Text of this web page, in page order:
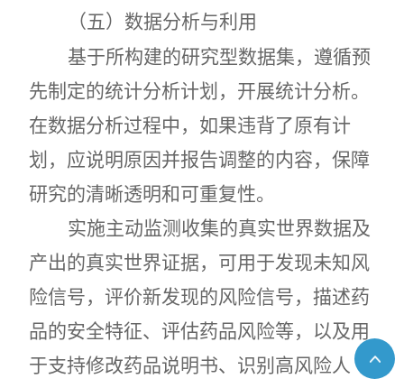
（五）数据分析与利用
基于所构建的研究型数据集，遵循预
先制定的统计分析计划，开展统计分析。
在数据分析过程中，如果违背了原有计
划，应说明原因并报告调整的内容，保障
研究的清晰透明和可重复性。
实施主动监测收集的真实世界数据及
产出的真实世界证据，可用于发现未知风
险信号，评价新发现的风险信号，描述药
品的安全特征、评估药品风险等，以及用
于支持修改药品说明书、识别高风险人